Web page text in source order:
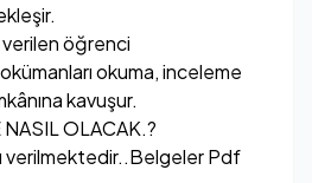
öğrenci
okuma, inceleme
kavuşur.
OLACAK.?
verilmektedir..Belgeler Pdf